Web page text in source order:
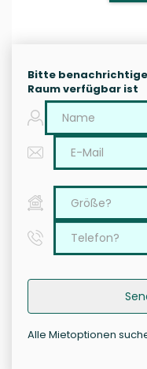
Bitte
Raum verfügbar ist
Alle Mietoptionen